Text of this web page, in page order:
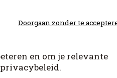
en om je relevante
Doorgaan zonder te